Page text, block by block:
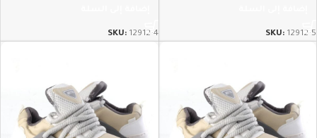
SKU: 12912-5
SKU: 12912-4